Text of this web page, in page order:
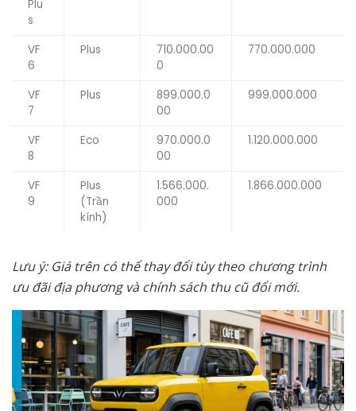
Plu
s
VF
6
Plus
710.000.00
0
770.000.000
VF
7
Plus
899.000.0
00
999.000.000
VF
8
Eco
970.000.0
00
1.120.000.000
VF
9
Plus
(Trần
kính)
1.566.000.
000
1.866.000.000
Lưu ý: Giá trên có thể thay đổi tùy theo chương trình
ưu đãi địa phương và chính sách thu cũ đổi mới.